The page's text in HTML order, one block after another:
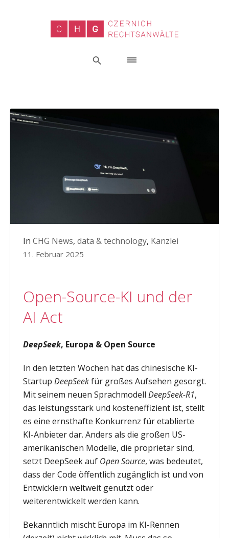
In CHG News, data & technology, Kanzlei
11. Februar 2025
Open-Source-KI und der
AI Act
DeepSeek, Europa & Open Source
In den letzten Wochen hat das chinesische KI-
Startup DeepSeekfür großes Aufsehen gesorgt.
Mit seinem neuen Sprachmodell DeepSeek-R1,
das leistungsstark und kosteneffizient ist, stellt
es eine ernsthafte Konkurrenz für etablierte
KI-Anbieter dar. Anders als die großen US-
amerikanischen Modelle, die proprietär sind,
setzt DeepSeek auf Open Source, was bedeutet,
dass der Code öffentlich zugänglich ist und von
Entwicklern weltweit genutzt oder
weiterentwickelt werden kann.
Bekanntlich mischt Europa im KI-Rennen